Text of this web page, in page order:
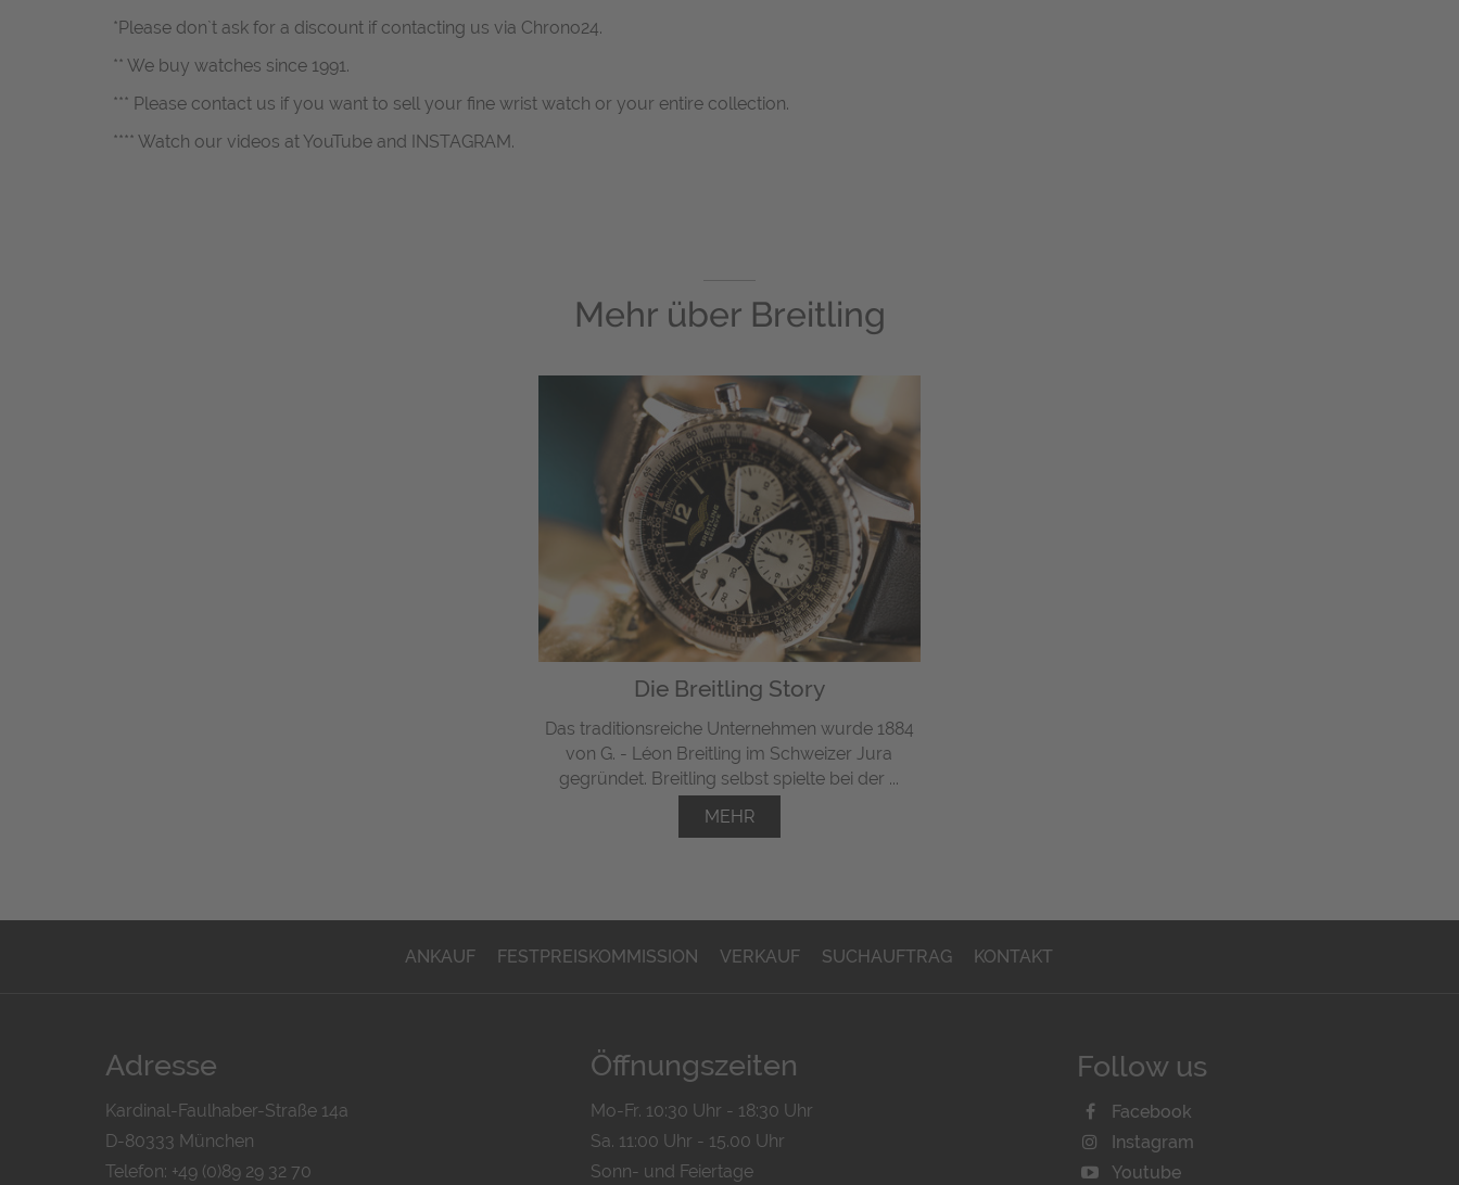
*Please don`t ask for a discount if contacting us via Chrono24.
** We buy watches since 1991.
*** Please contact us if you want to sell your fine wrist watch or your entire collection.
**** Watch our videos at YouTube and INSTAGRAM.
Mehr über Breitling
Die Breitling Story
Das traditionsreiche Unternehmen wurde 1884
von G. - Léon Breitling im Schweizer Jura
gegründet. Breitling selbst spielte bei der ...
MEHR
ANKAUF FESTPREISKOMMISSION VERKAUF SUCHAUFTRAG KONTAKT
Adresse
Kardinal-Faulhaber-Straße 14a
D-80333 München
Telefon: +49 (0)89 29 32 70
Öffnungszeiten
Mo-Fr. 10:30 Uhr - 18:30 Uhr
Sa. 11:00 Uhr - 15.00 Uhr
Sonn- und Feiertage
Follow us
Facebook
Instagram
Youtube